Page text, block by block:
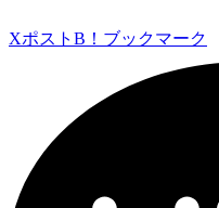
Xポスト B！ブックマーク